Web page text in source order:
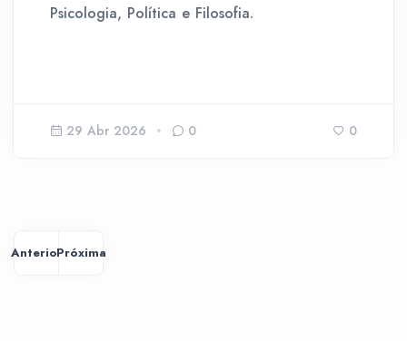
Psicologia, Política e Filosofia.
29 Abr 2026 0 0
AnteriorPróxima